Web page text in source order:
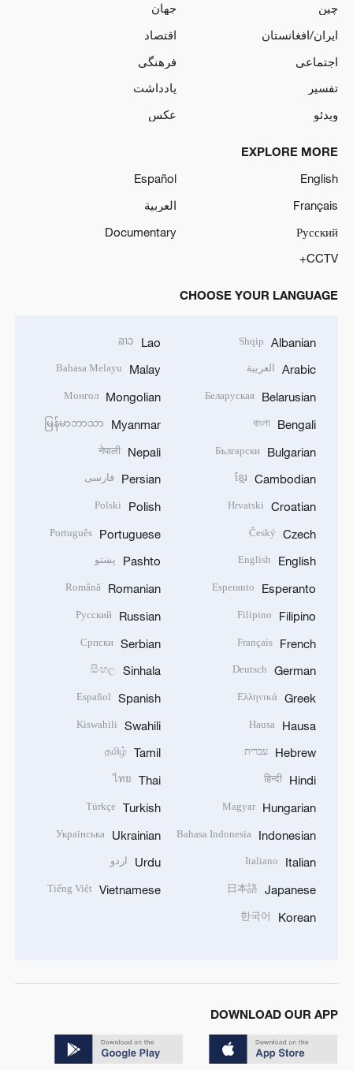
چین
جهان
ایران/افغانستان
اقتصاد
اجتماعی
فرهنگی
تفسیر
یادداشت
ویدئو
عکس
EXPLORE MORE
English
Español
Français
العربية
Русский
Documentary
CCTV+
CHOOSE YOUR LANGUAGE
Albanian
Shqip
Arabic العربية
Belarusian
Беларуская
Bengali
বাংলা
Bulgarian
Български
Cambodian
ខ្មែរ
Croatian
Hrvatski
Czech
Český
English
English
Esperanto
Esperanto
Filipino
Filipino
French
Français
German
Deutsch
Greek
Ελληνικά
Hausa
Hausa
Hebrew עברית
Hindi
हिन्दी
Hungarian
Magyar
Indonesian
Bahasa Indonesia
Italian
Italiano
Japanese
日本語
Korean
한국어
Lao
ລາວ
Malay
Bahasa Melayu
Mongolian
Монгол
Myanmar
မြန်မာဘာသာ
Nepali
नेपाली
Persian فارسی
Polish
Polski
Portuguese
Português
Pashto پښتو
Romanian
Română
Russian
Русский
Serbian
Српски
Sinhala
සිංහල
Spanish
Español
Swahili
Kiswahili
Tamil
தமிழ்
Thai
ไทย
Turkish
Türkçe
Ukrainian
Українська
Urdu اردو
Vietnamese
Tiếng Việt
DOWNLOAD OUR APP